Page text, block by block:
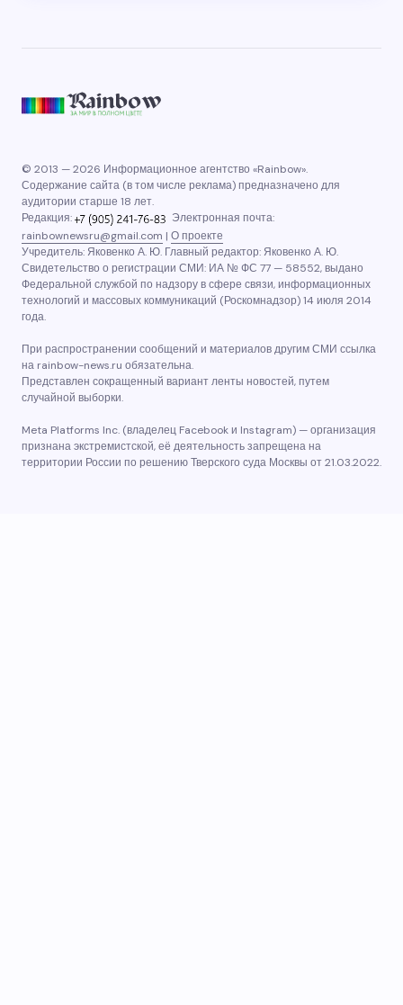
© 2013 — 2026 Информационное агентство «Rainbow».
Содержание сайта (в том числе реклама) предназначено для
аудитории старше 18 лет.
Редакция:
Электронная почта:
rainbownewsru@gmail.com | О проекте
Учредитель: Яковенко А. Ю. Главный редактор: Яковенко А. Ю.
Свидетельство о регистрации СМИ: ИА № ФС 77 — 58552, выдано
Федеральной службой по надзору в сфере связи, информационных
технологий и массовых коммуникаций (Роскомнадзор) 14 июля 2014
года.
При распространении сообщений и материалов другим СМИ ссылка
на rainbow-news.ru обязательна.
Представлен сокращенный вариант ленты новостей, путем
случайной выборки.
Meta Platforms Inc. (владелец Facebook и Instagram) — организация
признана экстремистской, её деятельность запрещена на
территории России по решению Тверского суда Москвы от 21.03.2022.